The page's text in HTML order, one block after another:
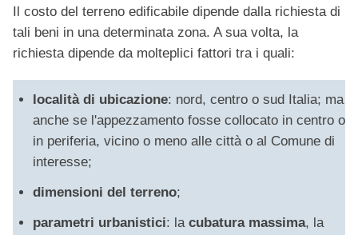
Il costo del terreno edificabile dipende dalla richiesta di
tali beni in una determinata zona. A sua volta, la
richiesta dipende da molteplici fattori tra i quali:
località di ubicazione: nord, centro o sud Italia; ma
anche se l'appezzamento fosse collocato in centro o
in periferia, vicino o meno alle città o al Comune di
interesse;
dimensioni del terreno;
parametri urbanistici: la cubatura massima, la